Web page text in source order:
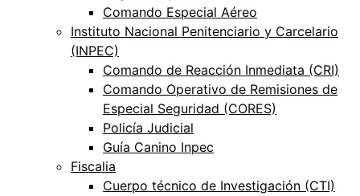
Comando Especial Aéreo
Instituto Nacional Penitenciario y Carcelario
(INPEC)
Comando de Reacción Inmediata (CRI)
Comando Operativo de Remisiones de
Especial Seguridad (CORES)
Policía Judicial
Guía Canino Inpec
Fiscalia
Cuerpo técnico de Investigación (CTI)